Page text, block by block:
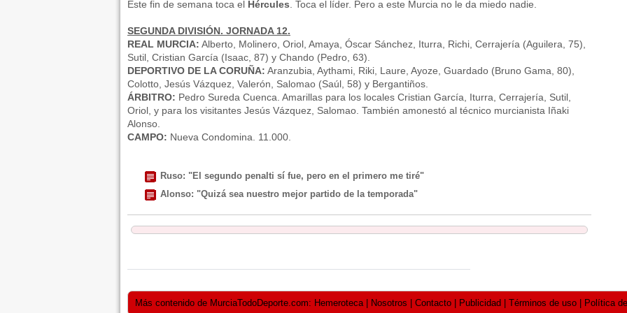
Este fin de semana toca el Hércules . Toca el líder. Pero a este Murcia no le da miedo nadie.
SEGUNDA DIVISIÓN. JORNADA 12.
REAL MURCIA: Alberto, Molinero, Oriol, Amaya, Óscar Sánchez, Iturra, Richi, Cerrajería (Aguilera, 75),
Sutil, Cristian García (Isaac, 87) y Chando (Pedro, 63).
DEPORTIVO DE LA CORUÑA: Aranzubia, Aythami, Riki, Laure, Ayoze, Guardado (Bruno Gama, 80),
Colotto, Jesús Vázquez, Valerón, Salomao (Saúl, 58) y Bergantiños.
ÁRBITRO: Pedro Sureda Cuenca. Amarillas para los locales Cristian García, Iturra, Cerrajería, Sutil,
Oriol, y para los visitantes Jesús Vázquez, Salomao. También amonestó al técnico murcianista Iñaki
Alonso.
CAMPO: Nueva Condomina. 11.000.
Ruso: "El segundo penalti sí fue, pero en el primero me tiré"
Alonso: "Quizá sea nuestro mejor partido de la temporada"
Más contenido de MurciaTodoDeporte.com: Hemeroteca | Nosotros | Contacto | Publicidad | Términos de uso | Política